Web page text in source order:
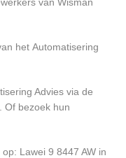
het Automatisering
Advies via de
. Of bezoek hun
Lawei 9 8447 AW in